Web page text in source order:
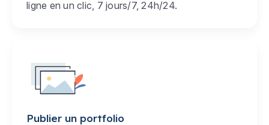
ligne en un clic, 7 jours/7, 24h/24.
Publier un portfolio